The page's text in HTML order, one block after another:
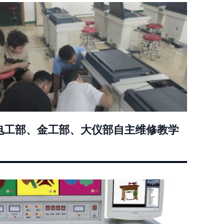
部、金工部、大仪部自主维修教学